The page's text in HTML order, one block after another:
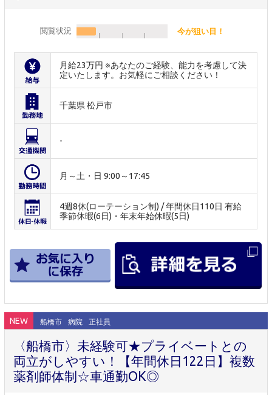
閲覧状況 今が狙い目！
月給23万円 ※あなたのご経験、能力を考慮して決
定いたします。お気軽にご相談ください！
千葉県 松戸市
-
月～土・日 9:00～17:45
4週8休(ローテーション制) / 年間休日110日 有給
季節休暇(6日)・年末年始休暇(5日)
NEW 船橋市 病院 正社員
〈船橋市〉未経験可★プライベートとの
両立がしやすい！【年間休日122日】複数
薬剤師体制☆車通勤OK◎